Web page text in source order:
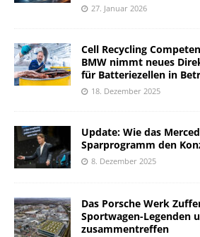
27. Januar 2026
Cell Recycling
BMW nimmt neues
für Batteriezellen in
18. Dezember 2025
Update: Wie das
Sparprogramm den
8. Dezember 2025
Das Porsche Werk
Sportwagen-Legenden
zusammentreffen